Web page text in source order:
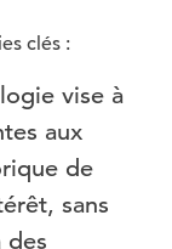
clés :
vise à
aux
de
sans
des